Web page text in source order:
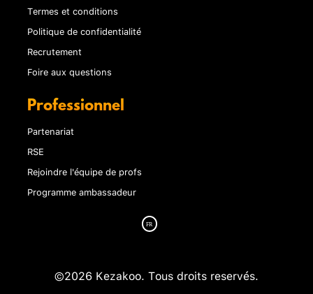
Termes et conditions
Politique de confidentialité
Recrutement
Foire aux questions
Professionnel
Partenariat
RSE
Rejoindre l'équipe de profs
Programme ambassadeur
©2026 Kezakoo. Tous droits reservés.